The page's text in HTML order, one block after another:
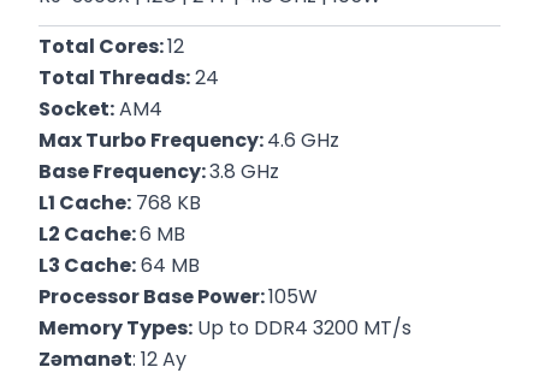
Total Cores: 12
Total Threads: 24
Socket: AM4
Max Turbo Frequency: 4.6 GHz
Base Frequency: 3.8 GHz
L1 Cache: 768 KB
L2 Cache: 6 MB
L3 Cache: 64 MB
Processor Base Power: 105W
Memory Types: Up to DDR4 3200 MT/s
Zəmanət: 12 Ay